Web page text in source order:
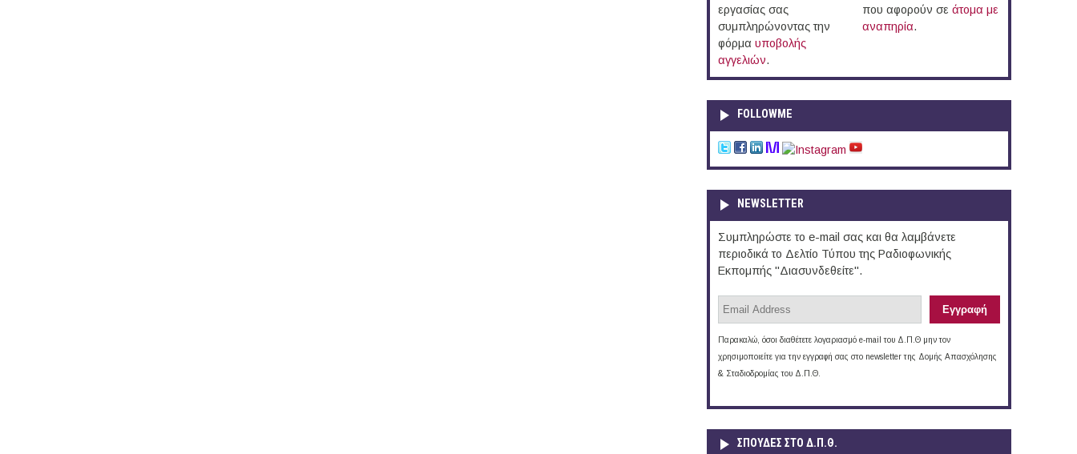
εργασίας σας
συμπληρώνοντας την
φόρμα υποβολής
αγγελιών.
που αφορούν σε άτομα με
αναπηρία.
FOLLOWME
NEWSLETTER
Συμπληρώστε το e-mail σας και θα λαμβάνετε
περιοδικά το Δελτίο Τύπου της Ραδιοφωνικής
Εκπομπής "Διασυνδεθείτε".
Παρακαλώ, όσοι διαθέτετε λογαριασμό e-mail του Δ.Π.Θ μην τον
χρησιμοποιείτε για την εγγραφή σας στο newsletter της Δομής Απασχόλησης
& Σταδιοδρομίας του Δ.Π.Θ.
ΣΠΟΥΔΈΣ ΣΤΟ Δ.Π.Θ.